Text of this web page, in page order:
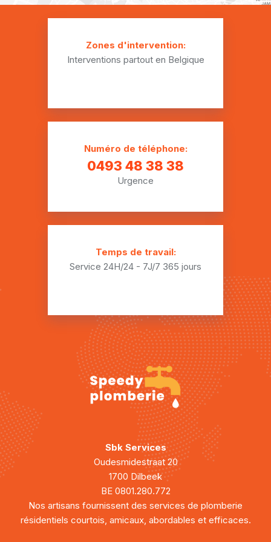
Installation plomberie Fourbechies
Installation plomberie Grand-Reng
Installation plomberie Ham-sur-Heure
Installation plomberie Hantes-Wihéries
Installation plomberie Jamioulx
Installation plomberie Leers-et-Fosteau
Installation plomberie Lompret
Installation plomberie Macon
Installation plomberie Macquenoise
Installation plomberie Marbaix-la-Tour
Installation plomberie Merbes-Sainte-Marie
Installation plomberie Monceau-Imbrechies
Installation plomberie Montbliart
Installation plomberie Montignies-Saint-
Christophe
Zones d'intervention:
Interventions partout en Belgique
Numéro de téléphone:
0493 48 38 38
Urgence
Temps de travail:
Service 24H/24 - 7J/7 365 jours
Sbk Services
Oudesmidestraat 20
1700 Dilbeek
BE 0801.280.772
Nos artisans fournissent des services de plomberie
résidentiels courtois, amicaux, abordables et efficaces.